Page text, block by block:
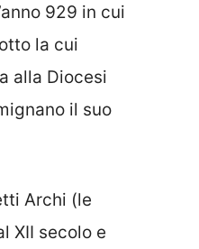
929 in cui
la cui
alla Diocesi
il suo
Archi (le
XII secolo e